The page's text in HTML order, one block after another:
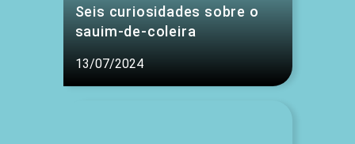
Seis curiosidades sobre o
sauim-de-coleira
13/07/2024